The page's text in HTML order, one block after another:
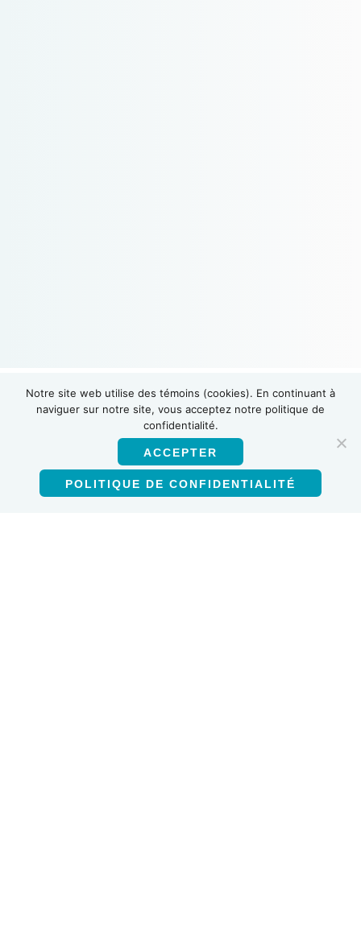
Notre site web utilise des témoins (cookies). En continuant à
naviguer sur notre site, vous acceptez notre politique de
confidentialité.
ACCEPTER
POLITIQUE DE CONFIDENTIALITÉ
Français (Canada)